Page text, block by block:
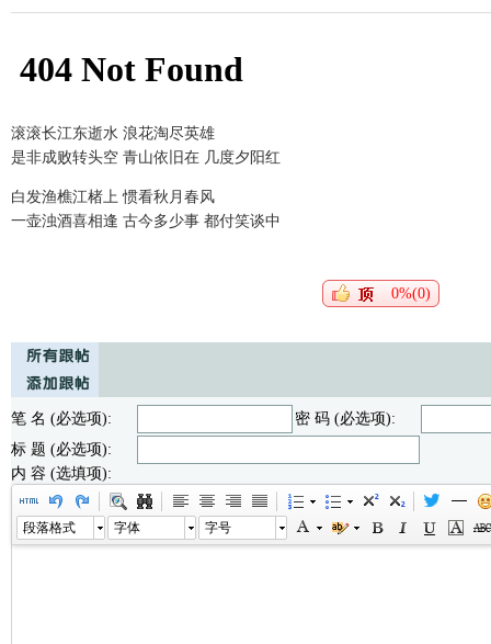
滚滚长江东逝水 浪花淘尽英雄
是非成败转头空 青山依旧在 几度夕阳红
白发渔樵江楮上惯看秋月春风
一壶浊酒喜相逢 古今多少事 都付笑谈中
0%(0)
笔 名 (必选项):
密 码 (必选项):
标 题 (必选项):
内 容 (选填项):
段落格式 字体 字号